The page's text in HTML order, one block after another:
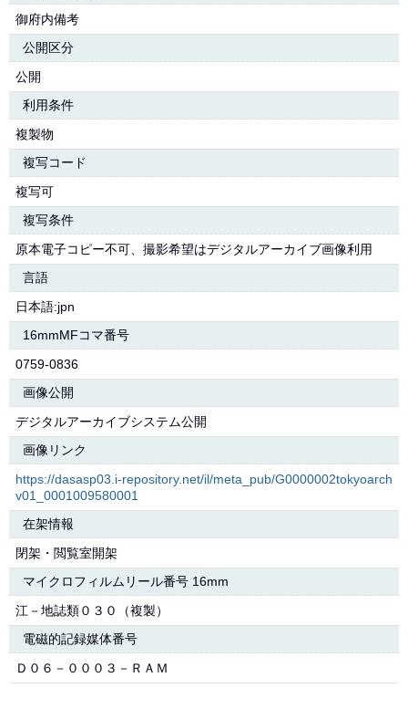
御府内備考
公開区分
公開
利用条件
複製物
複写コード
複写可
複写条件
原本電子コピー不可、撮影希望はデジタルアーカイブ画像利用
言語
日本語:jpn
16mmMFコマ番号
0759-0836
画像公開
デジタルアーカイブシステム公開
画像リンク
https://dasasp03.i-repository.net/il/meta_pub/G0000002tokyoarch
v01_0001009580001
在架情報
閉架・閲覧室開架
マイクロフィルムリール番号 16mm
江－地誌類０３０（複製）
電磁的記録媒体番号
Ｄ０６－０００３－ＲＡＭ